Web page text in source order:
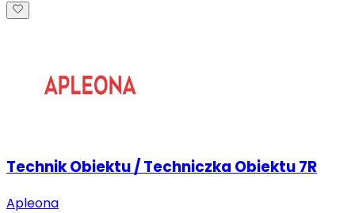
Technik Obiektu / Techniczka Obiektu 7R
Apleona